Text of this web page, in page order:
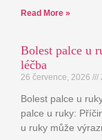
Read More »
Bolest palce u
léčba
26 července, 2026
Bolest palce u
palce u ruky:
u ruky může